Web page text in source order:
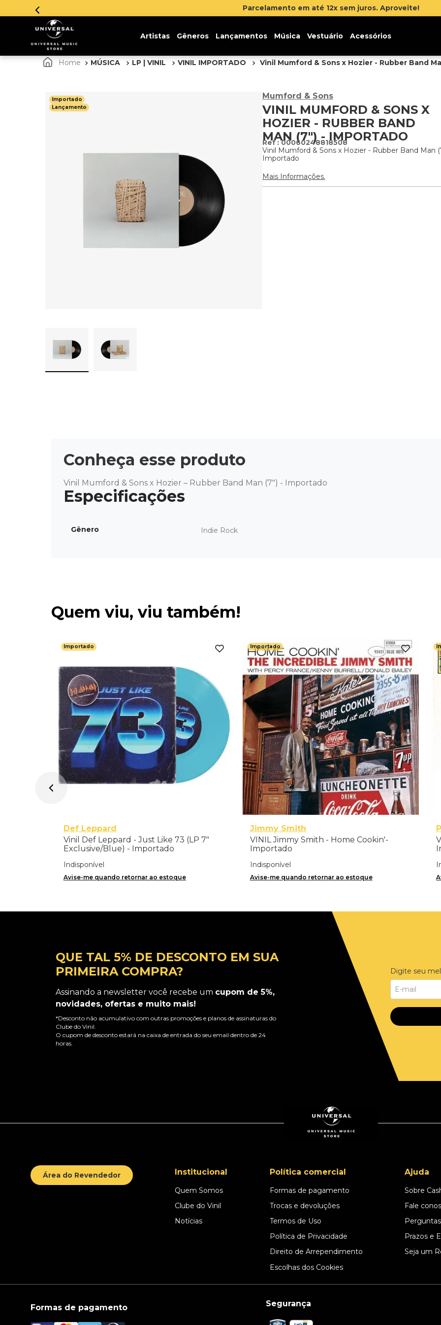
Parcelamento em até 12x sem juros. Aproveite!
Artistas Gêneros Lançamentos Música Vestuário Acessórios
MÚSICA LP | VINIL VINIL IMPORTADO Vinil Mumford & Sons x Hozier - Rubber Band
Importado
Lançamento
Mumford & Sons
VINIL MUMFORD & SONS X
HOZIER - RUBBER BAND
MAN (7") - IMPORTADO
:00060248818508
Vinil Mumford & Sons x Hozier - Rubber Band Man
Importado
Mais Informações.
Conheça esse produto
Vinil Mumford & Sons x Hozier – Rubber Band Man (7") - Importado
Gênero Indie Rock
Quem viu, viu também!
Importado
Def Leppard
Vinil Def Leppard - Just Like 73 (LP 7"
Exclusive/Blue) - Importado
Indisponível
Avise-me quando retornar ao estoque
Importado
Jimmy Smith
VINIL Jimmy Smith - Home Cookin'-
Importado
Indisponível
Avise-me quando retornar ao estoque
QUE TAL 5% DE DESCONTO EM SUA
PRIMEIRA COMPRA?
Assinando a newsletter você recebe um cupom de 5%,
novidades, ofertas e muito mais!
*Desconto não acumulativo com outras promoções e planos de assinaturas do
Clube do Vinil.
O cupom de desconto estará na caixa de entrada do seu email dentro de 24
horas.
Digite seu
Área do Revendedor Institucional
Quem Somos
Clube do Vinil
Notícias
Política comercial
Formas de pagamento
Trocas e devoluções
Termos de Uso
Política de Privacidade
Direito de Arrependimento
Escolhas dos Cookies
Ajuda
Sobre
Fale
Prazos e
Seja um
Formas de pagamento Segurança